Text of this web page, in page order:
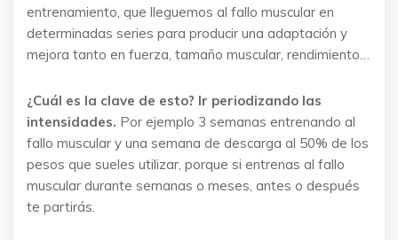
entrenamiento, que lleguemos al fallo muscular en
determinadas series para producir una adaptación y
mejora tanto en fuerza, tamaño muscular, rendimiento…
¿Cuál es la clave de esto? Ir periodizando las
intensidades. Por ejemplo 3 semanas entrenando al
fallo muscular y una semana de descarga al 50% de los
pesos que sueles utilizar, porque si entrenas al fallo
muscular durante semanas o meses, antes o después
te partirás.